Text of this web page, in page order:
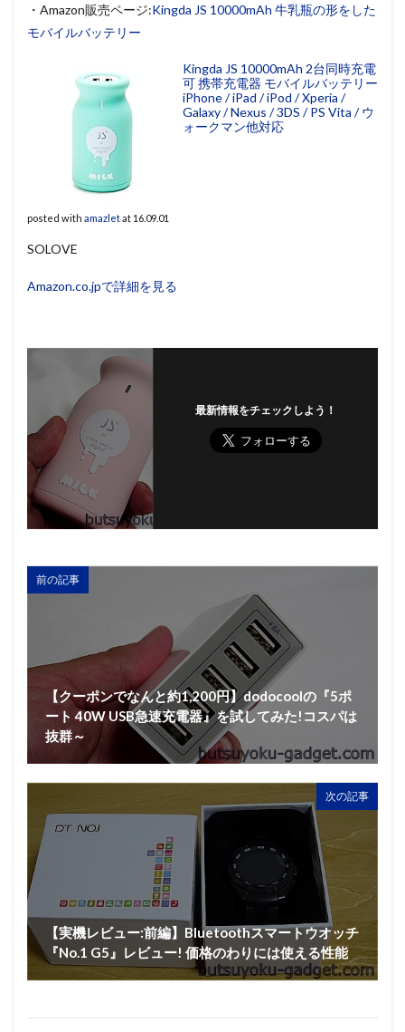
・Amazon販売ページ:Kingda JS 10000mAh 牛乳瓶の形をした
モバイルバッテリー
Kingda JS 10000mAh 2台同時充電
可 携帯充電器 モバイルバッテリー
iPhone / iPad / iPod / Xperia /
Galaxy / Nexus / 3DS / PS Vita / ウ
ォークマン他対応
posted with amazletat 16.09.01
SOLOVE
Amazon.co.jpで詳細を見る
最新情報をチェックしよう！
前の記事
【クーポンでなんと約1,200円】dodocoolの『5ポ
ート 40W USB急速充電器』を試してみた!コスパは
抜群～
次の記事
【実機レビュー:前編】Bluetoothスマートウオッチ
『No.1 G5』レビュー! 価格のわりには使える性能